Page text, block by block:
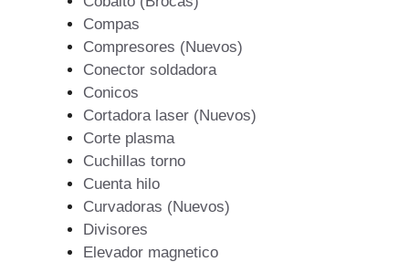
Compas
Compresores (Nuevos)
Conector soldadora
Conicos
Cortadora laser (Nuevos)
Corte plasma
Cuchillas torno
Cuenta hilo
Curvadoras (Nuevos)
Divisores
Elevador magnetico